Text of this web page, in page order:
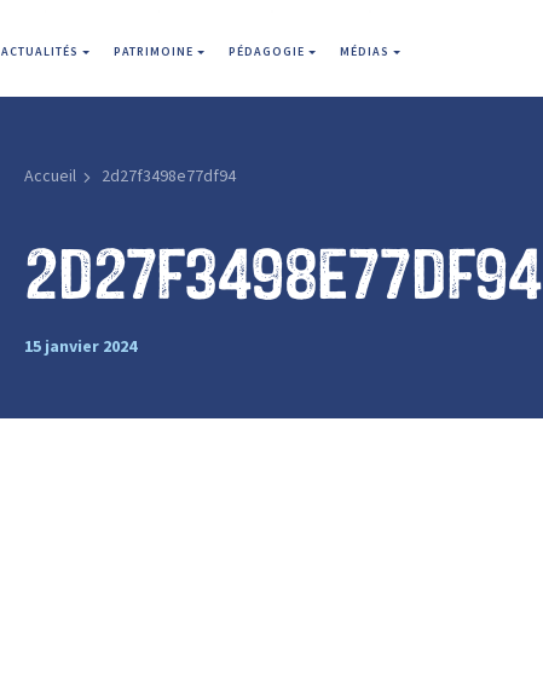
ACTUALITÉS PATRIMOINE PÉDAGOGIE MÉDIAS
Accueil 2d27f3498e77df94
2d27f3498e77df94
15 janvier 2024